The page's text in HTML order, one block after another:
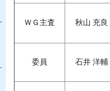
ＷＧ主査 秋山 充良
委員 石井 洋輔